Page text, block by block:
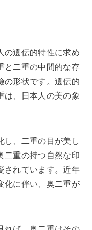
の遺伝的特性に求め
と二重の中間的な存
の形状です。遺伝的
は、日本人の美の象
し、二重の目が美し
二重の持つ自然な印
されています。近年
化に伴い、奥二重が